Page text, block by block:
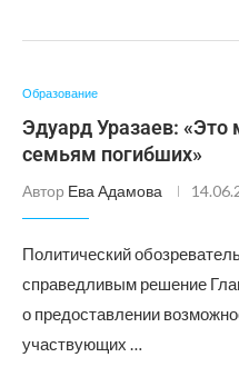
Образование
Эдуард Уразаев:
семьям погибших»
Автор Ева Адамова
Политический
справедливым решение
о предоставлении
участвующих …